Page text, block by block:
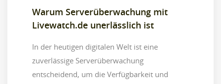
Warum Serverüberwachung mit
Livewatch.de unerlässlich ist
In der heutigen digitalen Welt ist eine
zuverlässige Serverüberwachung
entscheidend, um die Verfügbarkeit und